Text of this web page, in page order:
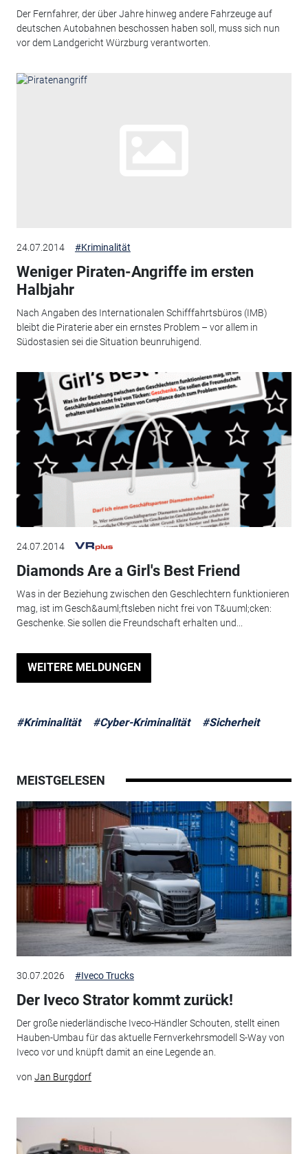
Der Fernfahrer, der über Jahre hinweg andere Fahrzeuge auf
deutschen Autobahnen beschossen haben soll, muss sich nun
vor dem Landgericht Würzburg verantworten.
24.07.2014 #Kriminalität
Weniger Piraten-Angriffe im ersten
Halbjahr
Nach Angaben des Internationalen Schifffahrtsbüros (IMB)
bleibt die Piraterie aber ein ernstes Problem – vor allem in
Südostasien sei die Situation beunruhigend.
24.07.2014
Diamonds Are a Girl's Best Friend
Was in der Beziehung zwischen den Geschlechtern funktionieren
mag, ist im Gesch&auml;ftsleben nicht frei von T&uuml;cken:
Geschenke. Sie sollen die Freundschaft erhalten und...
WEITERE MELDUNGEN
#Kriminalität #Cyber-Kriminalität #Sicherheit
MEISTGELESEN
30.07.2026 #Iveco Trucks
Der Iveco Strator kommt zurück!
Der große niederländische Iveco-Händler Schouten, stellt einen
Hauben-Umbau für das aktuelle Fernverkehrsmodell S-Way von
Iveco vor und knüpft damit an eine Legende an.
von Jan Burgdorf